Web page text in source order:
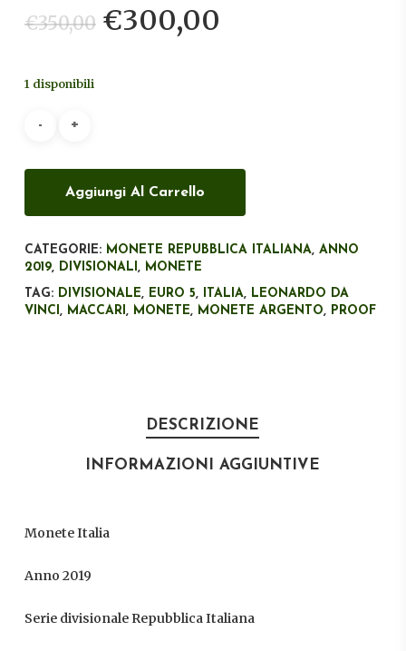
€350,00 Il
prezzo
€300,00
1 disponibili
Aggiungi Al Carrello
CATEGORIE: MONETE REPUBBLICA ITALIANA, ANNO
2019, DIVISIONALI , MONETE
TAG: DIVISIONALE, EURO 5, ITALIA, LEONARDO DA
VINCI , MACCARI , MONETE, MONETE ARGENTO, PROOF
DESCRIZIONE
INFORMAZIONI AGGIUNTIVE
Monete Italia
Anno 2019
Serie divisionale Repubblica Italiana